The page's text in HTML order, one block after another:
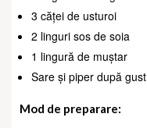
3 căței de usturoi
2 linguri sos de soia
1 lingură de muștar
Sare și piper după gust
Mod de preparare: